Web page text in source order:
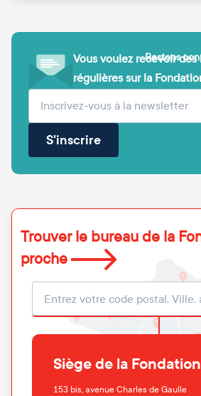
Vous voulez recevoir
régulières sur la
Votre adresse e-mail
S'inscrire
Restons
Trouver le bureau de la
proche
Localisation
Siège de la Fondation
153 bis, avenue Charles de Gaulle